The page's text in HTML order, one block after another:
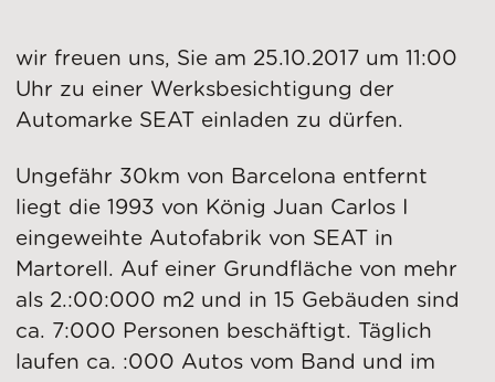
wir freuen uns, Sie am 25.10.2017 um 11:00
Uhr zu einer Werksbesichtigung der
Automarke SEAT einladen zu dürfen.
Ungefähr 30km von Barcelona entfernt
liegt die 1993 von König Juan Carlos I
eingeweihte Autofabrik von SEAT in
Martorell. Auf einer Grundfläche von mehr
als 2.:00:000 m2 und in 15 Gebäuden sind
ca. 7:000 Personen beschäftigt. Täglich
laufen ca. :000 Autos vom Band und im